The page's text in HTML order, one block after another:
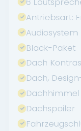
Antriebsart:
Black-Paket
Dach
Dach,
Dachspoiler